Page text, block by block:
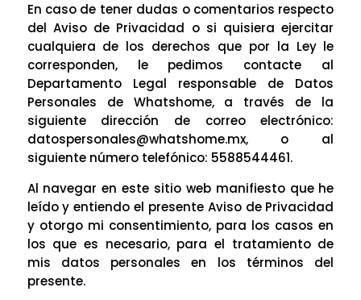
En caso de tener dudas o comentarios respecto
del Aviso de Privacidad o si quisiera ejercitar
cualquiera de los derechos que por la Ley le
corresponden, le pedimos contacte al
Departamento Legal responsable de Datos
Personales de Whatshome, a través de la
siguiente dirección de correo electrónico:
datospersonales@whatshome.mx, o al
siguiente número telefónico: 5588544461.
Al navegar en este sitio web manifiesto que he
leído y entiendo el presente Aviso de Privacidad
y otorgo mi consentimiento, para los casos en
los que es necesario, para el tratamiento de
mis datos personales en los términos del
presente.